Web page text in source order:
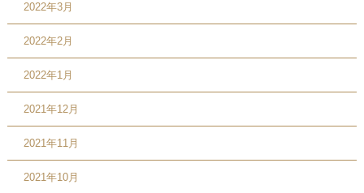
2022年3月
2022年2月
2022年1月
2021年12月
2021年11月
2021年10月